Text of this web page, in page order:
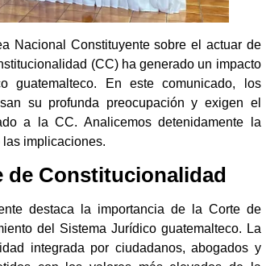
Nacional Constituyente sobre el actuar de
(CC) ha generado un impacto
guatemalteco. En este comunicado, los
su profunda preocupación y exigen el
a la CC. Analicemos detenidamente la
implicaciones.
de Constitucionalidad
destaca la importancia de la Corte de
del Sistema Jurídico guatemalteco. La
integrada por ciudadanos, abogados y